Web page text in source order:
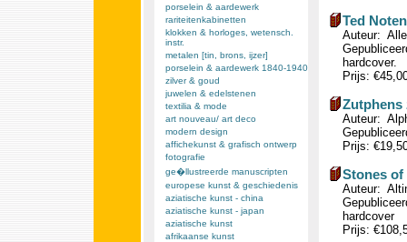
porselein & aardewerk
rariteitenkabinetten
klokken & horloges, wetensch.
instr.
metalen [tin, brons, ijzer]
porselein & aardewerk 1840-1940
zilver & goud
juwelen & edelstenen
textilia & mode
art nouveau/ art deco
modern design
affichekunst & grafisch ontwerp
fotografie
ge�llustreerde manuscripten
europese kunst & geschiedenis
aziatische kunst - china
aziatische kunst - japan
aziatische kunst
afrikaanse kunst
Ted
Auteur:
hardcover.
Prijs:
Zutphens
Auteur:
Prijs:
Stones of
Auteur:
hardcover
Prijs: